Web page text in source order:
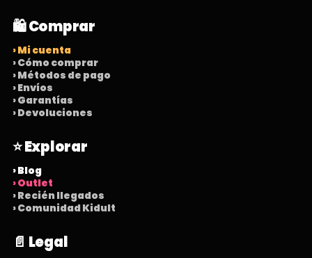
🛍️ Comprar
› Mi cuenta
› Cómo comprar
› Métodos de pago
› Envíos
› Garantías
› Devoluciones
⭐ Explorar
› Blog
› Outlet
› Recién llegados
› Comunidad Kidult
📄 Legal